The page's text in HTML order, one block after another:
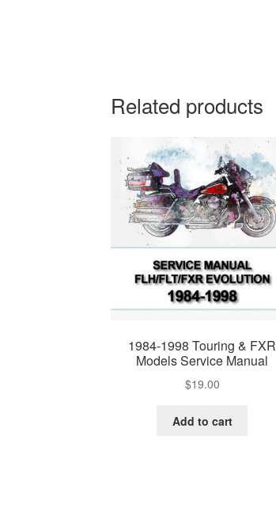
Related products
1984-1998 Touring & FXR
Models Service Manual
$19.00
Add to cart